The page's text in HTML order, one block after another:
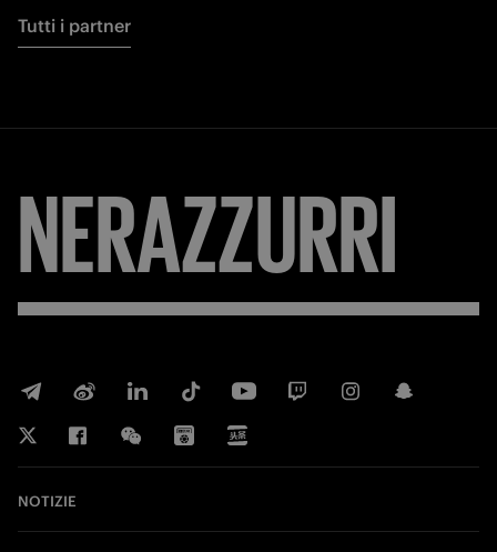
Tutti i partner
NERAZZURRI
NOTIZIE